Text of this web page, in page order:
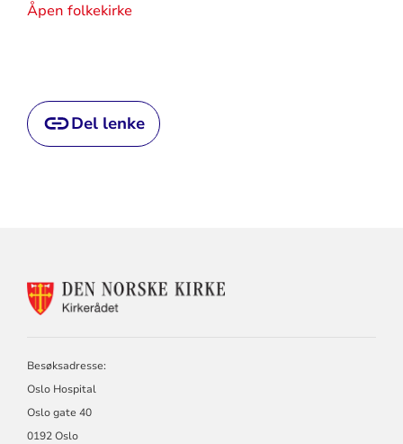
Åpen folkekirke
Del lenke
KONTAKTINFORMASJON
Besøksadresse:
Oslo Hospital
Oslo gate 40
0192 Oslo